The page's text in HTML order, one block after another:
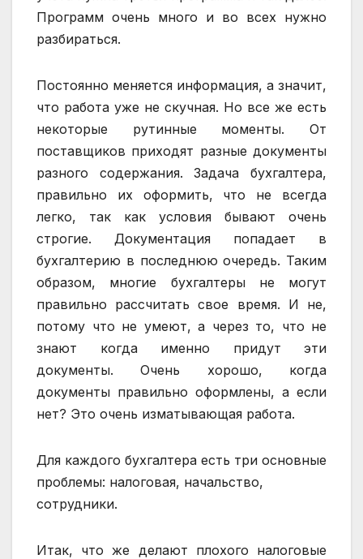
Программ очень много и во всех нужно
разбираться.
Постоянно меняется информация, а значит,
что работа уже не скучная. Но все же есть
некоторые рутинные моменты. От
поставщиков приходят разные документы
разного содержания. Задача бухгалтера,
правильно их оформить, что не всегда
легко, так как условия бывают очень
строгие. Документация попадает в
бухгалтерию в последнюю очередь. Таким
образом, многие бухгалтеры не могут
правильно рассчитать свое время. И не,
потому что не умеют, а через то, что не
знают когда именно придут эти
документы. Очень хорошо, когда
документы правильно оформлены, а если
нет? Это очень изматывающая работа.
Для каждого бухгалтера есть три основные
проблемы: налоговая, начальство,
сотрудники.
Итак, что же делают плохого налоговые